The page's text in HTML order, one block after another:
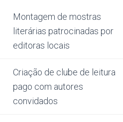
Montagem de mostras
literárias patrocinadas por
editoras locais
Criação de clube de leitura
pago com autores
convidados